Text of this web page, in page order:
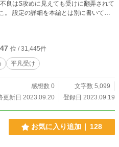
良はS攻めに見えても受けに翻弄されて
てあ
がグッと捗ると思います。(個人差あ
みどうぞ。
位 / 31,445件
平凡受け
感想数 0
文字数 5,099
更新日 2023.09.20
登録日 2023.09.19
お気に入り追加 128